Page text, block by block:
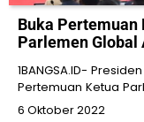
Buka Pertemuan
Parlemen Global
1BANGSA.ID-
Pertemuan Ketua
6 Oktober 2022